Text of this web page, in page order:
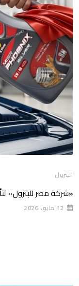
البترول
«شركة ‏مصر للبترول»
12 مايو، 2026